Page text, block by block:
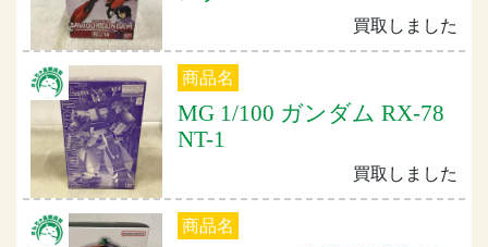
買取しました
商品名
MG 1/100 ガンダム RX-78
NT-1
買取しました
商品名